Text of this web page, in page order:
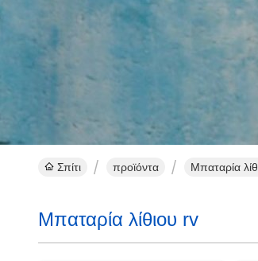
Σπίτι προϊόντα Μπαταρία
Μπαταρία λίθιου rv